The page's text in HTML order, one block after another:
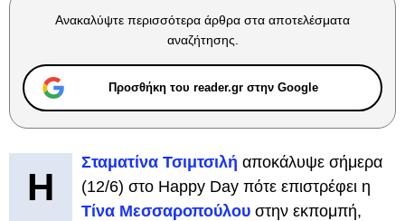
Ανακαλύψτε περισσότερα άρθρα στα αποτελέσματα
αναζήτησης.
Προσθήκη του reader.gr στην Google
Η
Σταματίνα Τσιμτσιλή αποκάλυψε σήμερα
(12/6) στο Happy Day πότε επιστρέφει η
Τίνα Μεσσαροπούλου στην εκπομπή,